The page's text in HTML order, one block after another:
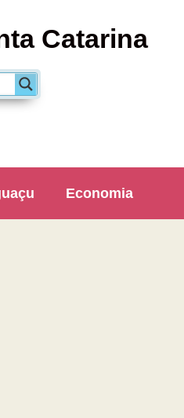
Catarina
Economia